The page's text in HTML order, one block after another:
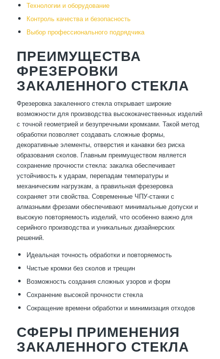
Технологии и оборудование
Контроль качества и безопасность
Выбор профессионального подрядчика
ПРЕИМУЩЕСТВА
ФРЕЗЕРОВКИ
ЗАКАЛЕННОГО СТЕКЛА
Фрезеровка закаленного стекла открывает широкие
возможности для производства высококачественных изделий
с точной геометрией и безупречными кромками. Такой метод
обработки позволяет создавать сложные формы,
декоративные элементы, отверстия и канавки без риска
образования сколов. Главным преимуществом является
сохранение прочности стекла: закалка обеспечивает
устойчивость к ударам, перепадам температуры и
механическим нагрузкам, а правильная фрезеровка
сохраняет эти свойства. Современные ЧПУ-станки с
алмазными фрезами обеспечивают минимальные допуски и
высокую повторяемость изделий, что особенно важно для
серийного производства и уникальных дизайнерских
решений.
Идеальная точность обработки и повторяемость
Чистые кромки без сколов и трещин
Возможность создания сложных узоров и форм
Сохранение высокой прочности стекла
Сокращение времени обработки и минимизация отходов
СФЕРЫ ПРИМЕНЕНИЯ
ЗАКАЛЕННОГО СТЕКЛА